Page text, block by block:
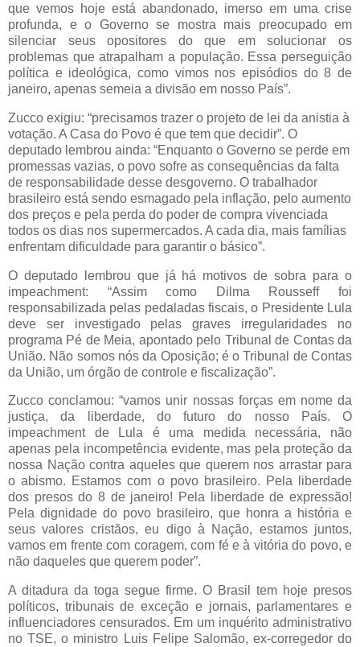
que vemos hoje está abandonado, imerso em uma crise
profunda, e o Governo se mostra mais preocupado em
silenciar seus opositores do que em solucionar os
problemas que atrapalham a população. Essa perseguição
política e ideológica, como vimos nos episódios do 8 de
janeiro, apenas semeia a divisão em nosso País”.
Zucco exigiu: “precisamos trazer o projeto de lei da anistia à
votação. A Casa do Povo é que tem que decidir”. O
deputado lembrou ainda: “Enquanto o Governo se perde em
promessas vazias, o povo sofre as consequências da falta
de responsabilidade desse desgoverno. O trabalhador
brasileiro está sendo esmagado pela inflação, pelo aumento
dos preços e pela perda do poder de compra vivenciada
todos os dias nos supermercados. A cada dia, mais famílias
enfrentam dificuldade para garantir o básico”.
O deputado lembrou que já há motivos de sobra para o
impeachment: “Assim como Dilma Rousseff foi
responsabilizada pelas pedaladas fiscais, o Presidente Lula
deve ser investigado pelas graves irregularidades no
programa Pé de Meia, apontado pelo Tribunal de Contas da
União. Não somos nós da Oposição; é o Tribunal de Contas
da União, um órgão de controle e fiscalização”.
Zucco conclamou: “vamos unir nossas forças em nome da
justiça, da liberdade, do futuro do nosso País. O
impeachment de Lula é uma medida necessária, não
apenas pela incompetência evidente, mas pela proteção da
nossa Nação contra aqueles que querem nos arrastar para
o abismo. Estamos com o povo brasileiro. Pela liberdade
dos presos do 8 de janeiro! Pela liberdade de expressão!
Pela dignidade do povo brasileiro, que honra a história e
seus valores cristãos, eu digo à Nação, estamos juntos,
vamos em frente com coragem, com fé e à vitória do povo, e
não daqueles que querem poder”.
A ditadura da toga segue firme. O Brasil tem hoje presos
políticos, tribunais de exceção e jornais, parlamentares e
influenciadores censurados. Em um inquérito administrativo
no TSE, o ministro Luis Felipe Salomão, ex-corregedor do